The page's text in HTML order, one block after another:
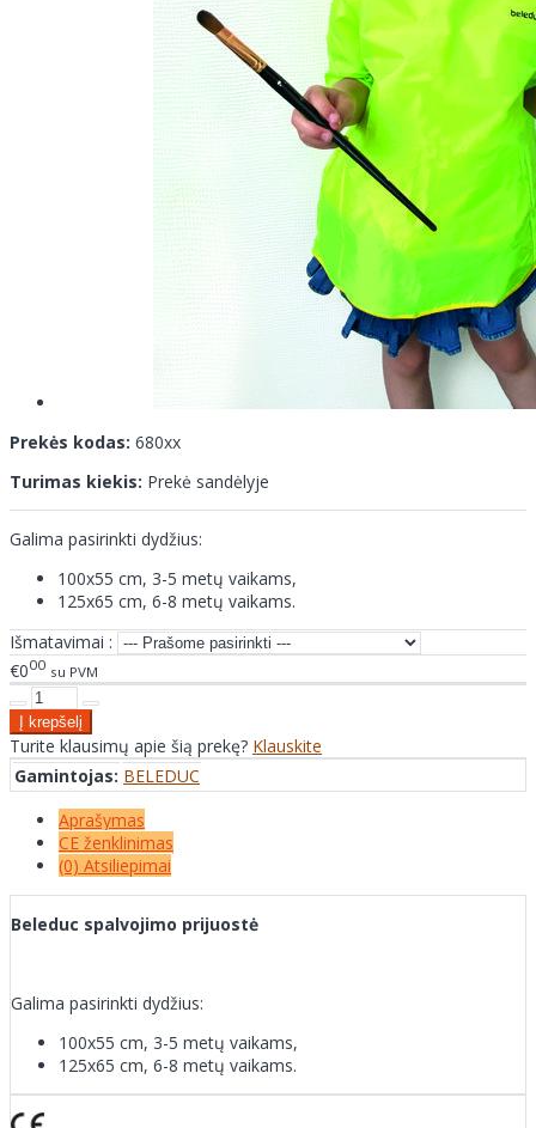
Prekės kodas: 680xx
Turimas kiekis: Prekė sandėlyje
Galima pasirinkti dydžius:
100x55 cm, 3-5 metų vaikams,
125x65 cm, 6-8 metų vaikams.
Išmatavimai :
€000 su PVM
Turite klausimų apie šią prekę? Klauskite
Gamintojas: BELEDUC
Aprašymas
CE ženklinimas
(0) Atsiliepimai
Beleduc spalvojimo prijuostė
Galima pasirinkti dydžius:
100x55 cm, 3-5 metų vaikams,
125x65 cm, 6-8 metų vaikams.